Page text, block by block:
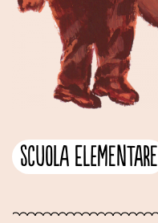
Scuola elementare